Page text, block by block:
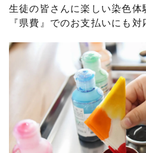
生徒の皆さんに楽しい染色体
『県費』でのお支払いにも対